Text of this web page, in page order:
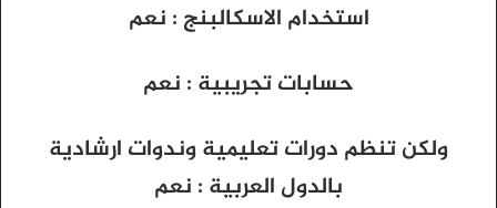
استخدام الاسكالبنج : نعم
حسابات تجريبية : نعم
ولكن تنظم دورات تعليمية وندوات ارشادية
بالدول العربية : نعم